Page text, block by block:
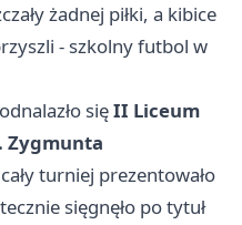
żadnej piłki, a kibice
- szkolny futbol w
sięII Liceum
Zygmunta
turniej prezentowało
sięgnęło po tytuł